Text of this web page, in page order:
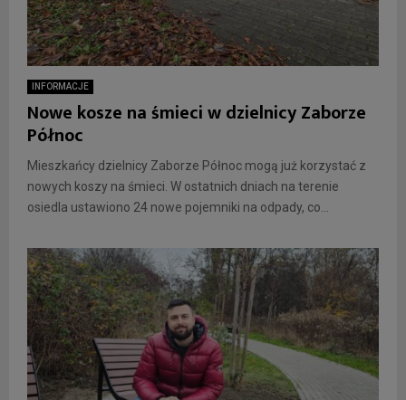
INFORMACJE
Nowe kosze na śmieci w dzielnicy Zaborze
Północ
Mieszkańcy dzielnicy Zaborze Północ mogą już korzystać z
nowych koszy na śmieci. W ostatnich dniach na terenie
osiedla ustawiono 24 nowe pojemniki na odpady, co...